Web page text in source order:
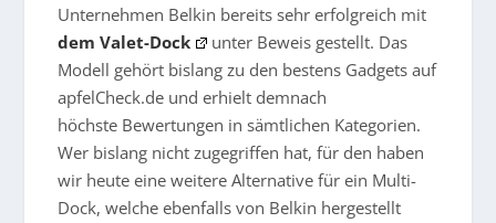
Unternehmen Belkin bereits sehr erfolgreich mit
dem Valet-Dock
unter Beweis gestellt. Das
Modell gehört bislang zu den bestens Gadgets auf
apfelCheck.de und erhielt demnach
höchste Bewertungen in sämtlichen Kategorien.
Wer bislang nicht zugegriffen hat, für den haben
wir heute eine weitere Alternative für ein Multi-
Dock, welche ebenfalls von Belkin hergestellt